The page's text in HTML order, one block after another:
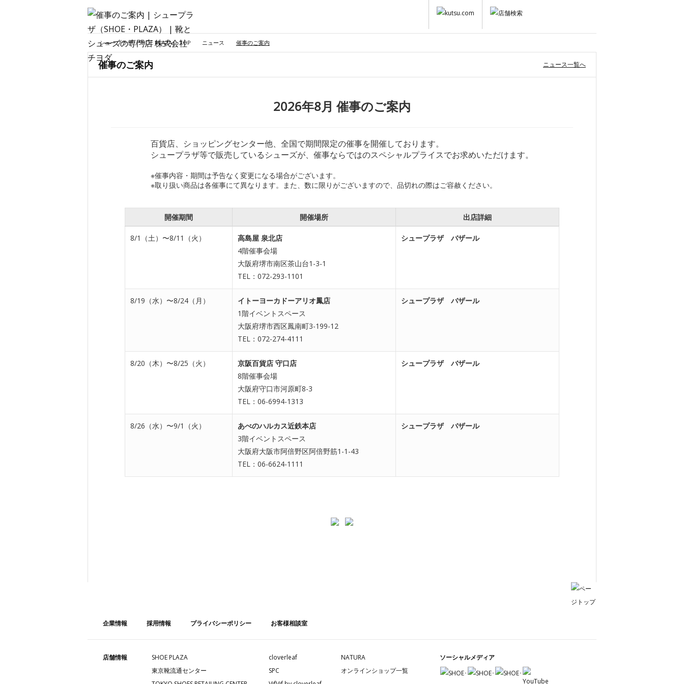
シュープラザ（SHOE PLAZA） TOP ニュース 催事のご案内
催事のご案内 ニュース一覧へ
2026年8月 催事のご案内
百貨店、ショッピングセンター他、全国で期間限定の催事を開催しております。
シュープラザ等で販売しているシューズが、催事ならではのスペシャルプライスでお求めいただけます。
※催事内容・期間は予告なく変更になる場合がございます。
※取り扱い商品は各催事にて異なります。また、数に限りがございますので、品切れの際はご容赦ください。
開催期間 開催場所 出店詳細
8/1（土）〜8/11（火）
高島屋 泉北店
4階催事会場
大阪府堺市南区茶山台1-3-1
TEL：072-293-1101
シュープラザ バザール
8/19（水）〜8/24（月）
イトーヨーカドーアリオ鳳店
1階イベントスペース
大阪府堺市西区鳳南町3-199-12
TEL：072-274-4111
シュープラザ バザール
8/20（木）〜8/25（火）
京阪百貨店 守口店
8階催事会場
大阪府守口市河原町8-3
TEL：06-6994-1313
シュープラザ バザール
8/26（水）〜9/1（火）
あべのハルカス近鉄本店
3階イベントスペース
大阪府大阪市阿倍野区阿倍野筋1-1-43
TEL：06-6624-1111
シュープラザ バザール
企業情報 採用情報 プライバシーポリシー お客様相談室
店舗情報
SHOE PLAZA
東京靴流通センター
cloverleaf
SPC
NATURA
オンラインショップ一覧
ソーシャルメディア